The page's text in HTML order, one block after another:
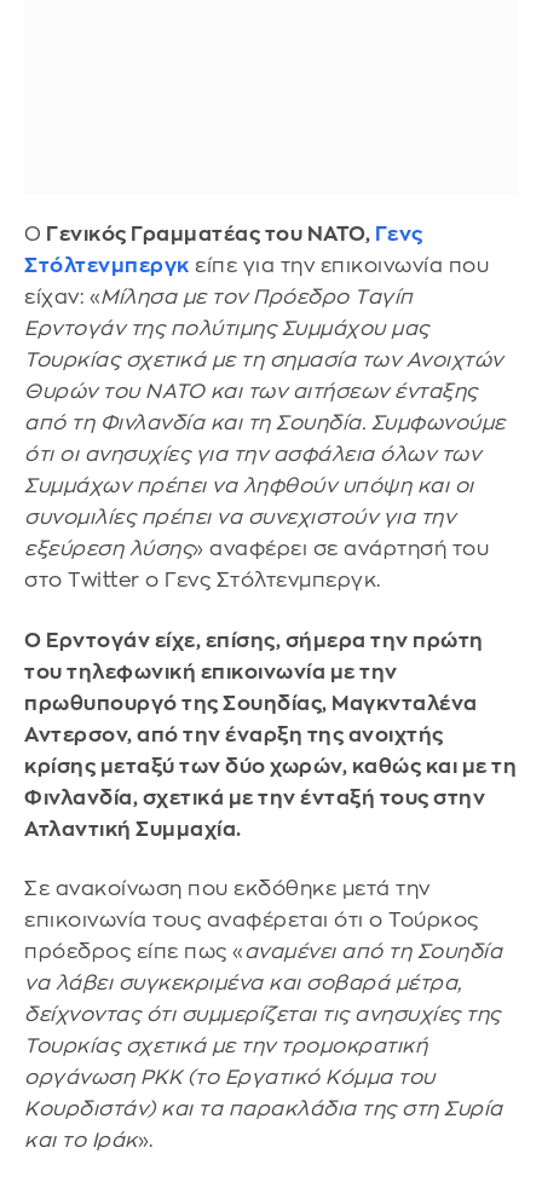
Ο Γενικός Γραμματέας του ΝΑΤΟ, Γενς
Στόλτενμπεργκ είπε για την επικοινωνία που
είχαν: «Μίλησα με τον Πρόεδρο Tαγίπ
Ερντογάν της πολύτιμης Συμμάχου μας
Τουρκίας σχετικά με τη σημασία των Ανοιχτών
Θυρών του ΝΑΤΟ και των αιτήσεων ένταξης
από τη Φινλανδία και τη Σουηδία. Συμφωνούμε
ότι οι ανησυχίες για την ασφάλεια όλων των
Συμμάχων πρέπει να ληφθούν υπόψη και οι
συνομιλίες πρέπει να συνεχιστούν για την
εξεύρεση λύσης» αναφέρει σε ανάρτησή του
στο Twitter ο Γενς Στόλτενμπεργκ.
Ο Ερντογάν είχε, επίσης, σήμερα την πρώτη
του τηλεφωνική επικοινωνία με την
πρωθυπουργό της Σουηδίας, Μαγκνταλένα
Αντερσον, από την έναρξη της ανοιχτής
κρίσης μεταξύ των δύο χωρών, καθώς και με τη
Φινλανδία, σχετικά με την ένταξή τους στην
Ατλαντική Συμμαχία.
Σε ανακοίνωση που εκδόθηκε μετά την
επικοινωνία τους αναφέρεται ότι ο Τούρκος
πρόεδρος είπε πως «αναμένει από τη Σουηδία
να λάβει συγκεκριμένα και σοβαρά μέτρα,
δείχνοντας ότι συμμερίζεται τις ανησυχίες της
Τουρκίας σχετικά με την τρομοκρατική
οργάνωση PKK (το Εργατικό Κόμμα του
Κουρδιστάν) και τα παρακλάδια της στη Συρία
και το Ιράκ».